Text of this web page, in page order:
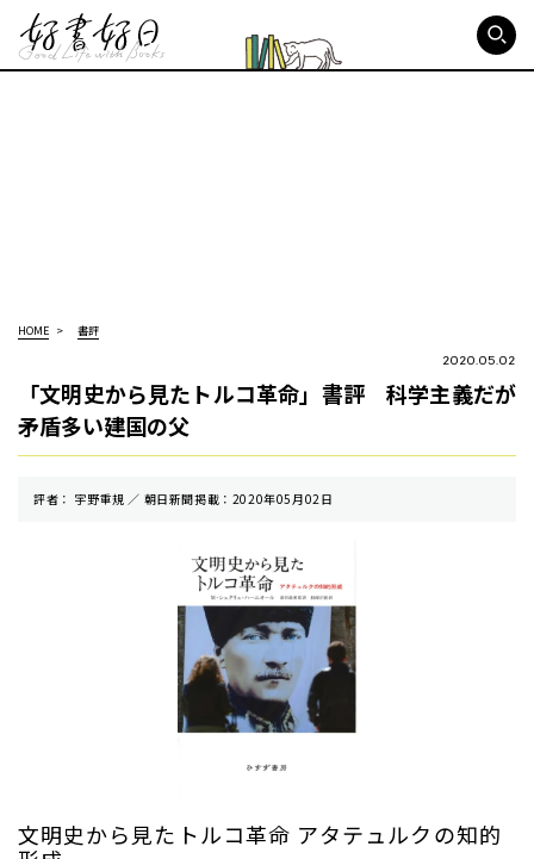
HOME 書評
2020.05.02
「文明史から見たトルコ革命」書評 科学主義だが
矛盾多い建国の父
評者： 宇野重規 ／ 朝⽇新聞掲載：2020年05月02日
文明史から見たトルコ革命 アタテュルクの知的